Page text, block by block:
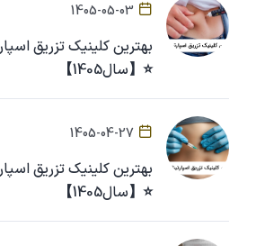
1405-05-03
بهترین کلینیک تزریق
⭐【سال1405】
1405-04-27
بهترین کلینیک تزریق
⭐【سال1405】